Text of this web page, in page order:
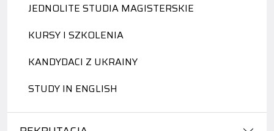
JEDNOLITE STUDIA MAGISTERSKIE
KURSY I SZKOLENIA
KANDYDACI Z UKRAINY
STUDY IN ENGLISH